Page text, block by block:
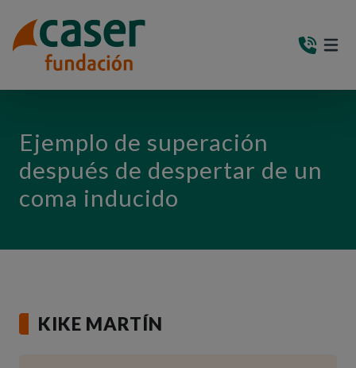
Ejemplo de superación
después de despertar de un
coma inducido
KIKE MARTÍN